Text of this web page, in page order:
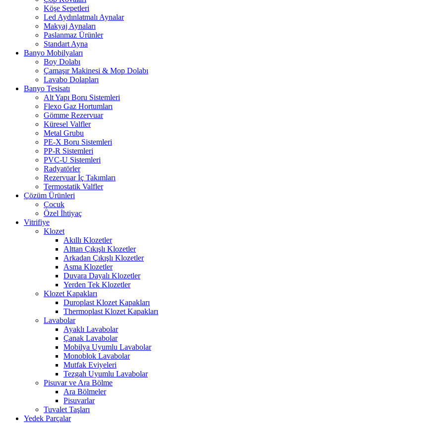
Köşe Sepetleri
Led Aydınlatmalı Aynalar
Makyaj Aynaları
Paslanmaz Ürünler
Standart Ayna
Banyo Mobilyaları
Boy Dolabı
Çamaşır Makinesi & Mop Dolabı
Lavabo Dolapları
Banyo Tesisatı
Alt Yapı Boru Sistemleri
Flexo Gaz Hortumları
Gömme Rezervuar
Küresel Valfler
Metal Grubu
PE-X Boru Sistemleri
PP-R Sistemleri
PVC-U Sistemleri
Radyatörler
Rezervuar İç Takımları
Termostatik Valfler
Çözüm Ürünleri
Çocuk
Özel İhtiyaç
Vitrifiye
Klozet
Akıllı Klozetler
Alttan Çıkışlı Klozetler
Arkadan Çıkışlı Klozetler
Asma Klozetler
Duvara Dayalı Klozetler
Yerden Tek Klozetler
Klozet Kapakları
Duroplast Klozet Kapakları
Thermoplast Klozet Kapakları
Lavabolar
Ayaklı Lavabolar
Çanak Lavabolar
Mobilya Uyumlu Lavabolar
Monoblok Lavabolar
Mutfak Eviyeleri
Tezgah Uyumlu Lavabolar
Pisuvar ve Ara Bölme
Ara Bölmeler
Pisuvarlar
Tuvalet Taşları
Yedek Parçalar